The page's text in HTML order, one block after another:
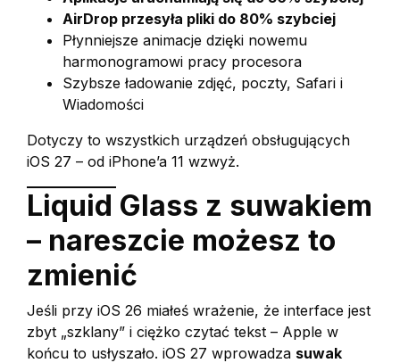
AirDrop przesyła pliki do 80% szybciej
Płynniejsze animacje dzięki nowemu
harmonogramowi pracy procesora
Szybsze ładowanie zdjęć, poczty, Safari i
Wiadomości
Dotyczy to wszystkich urządzeń obsługujących
iOS 27 – od iPhone’a 11 wzwyż.
Liquid Glass z suwakiem
– nareszcie możesz to
zmienić
Jeśli przy iOS 26 miałeś wrażenie, że interface jest
zbyt „szklany” i ciężko czytać tekst – Apple w
końcu to usłyszało. iOS 27 wprowadza suwak